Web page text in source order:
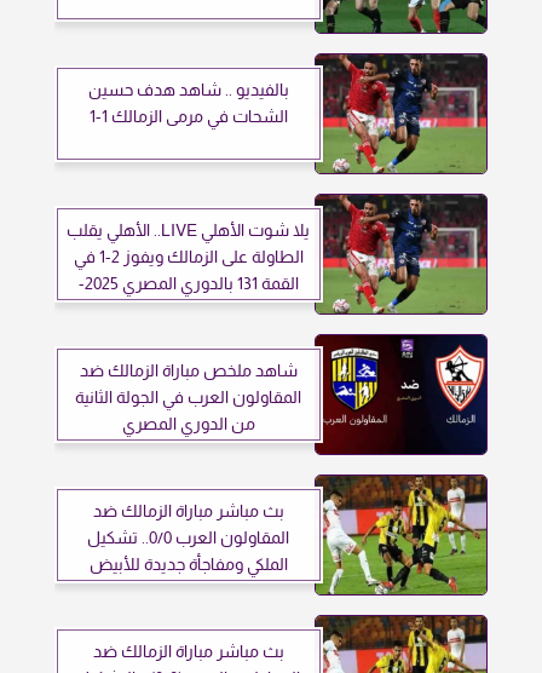
بالفيديو .. شاهد هدف حسين
الشحات في مرمى الزمالك 1-1
يلا شوت الأهلي LIVE.. الأهلي يقلب
الطاولة على الزمالك ويفوز 2-1 في
القمة 131 بالدوري المصري 2025-
شاهد ملخص مباراة الزمالك ضد
المقاولون العرب في الجولة الثانية
من الدوري المصري
بث مباشر مباراة الزمالك ضد
المقاولون العرب 0/0.. تشكيل
الملكي ومفاجأة جديدة للأبيض
بث مباشر مباراة الزمالك ضد